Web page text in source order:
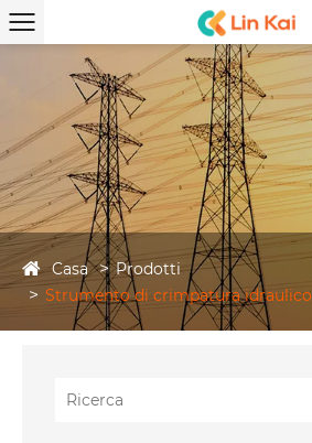
Casa
Prodotti
Strumento di crimpatura idraulico